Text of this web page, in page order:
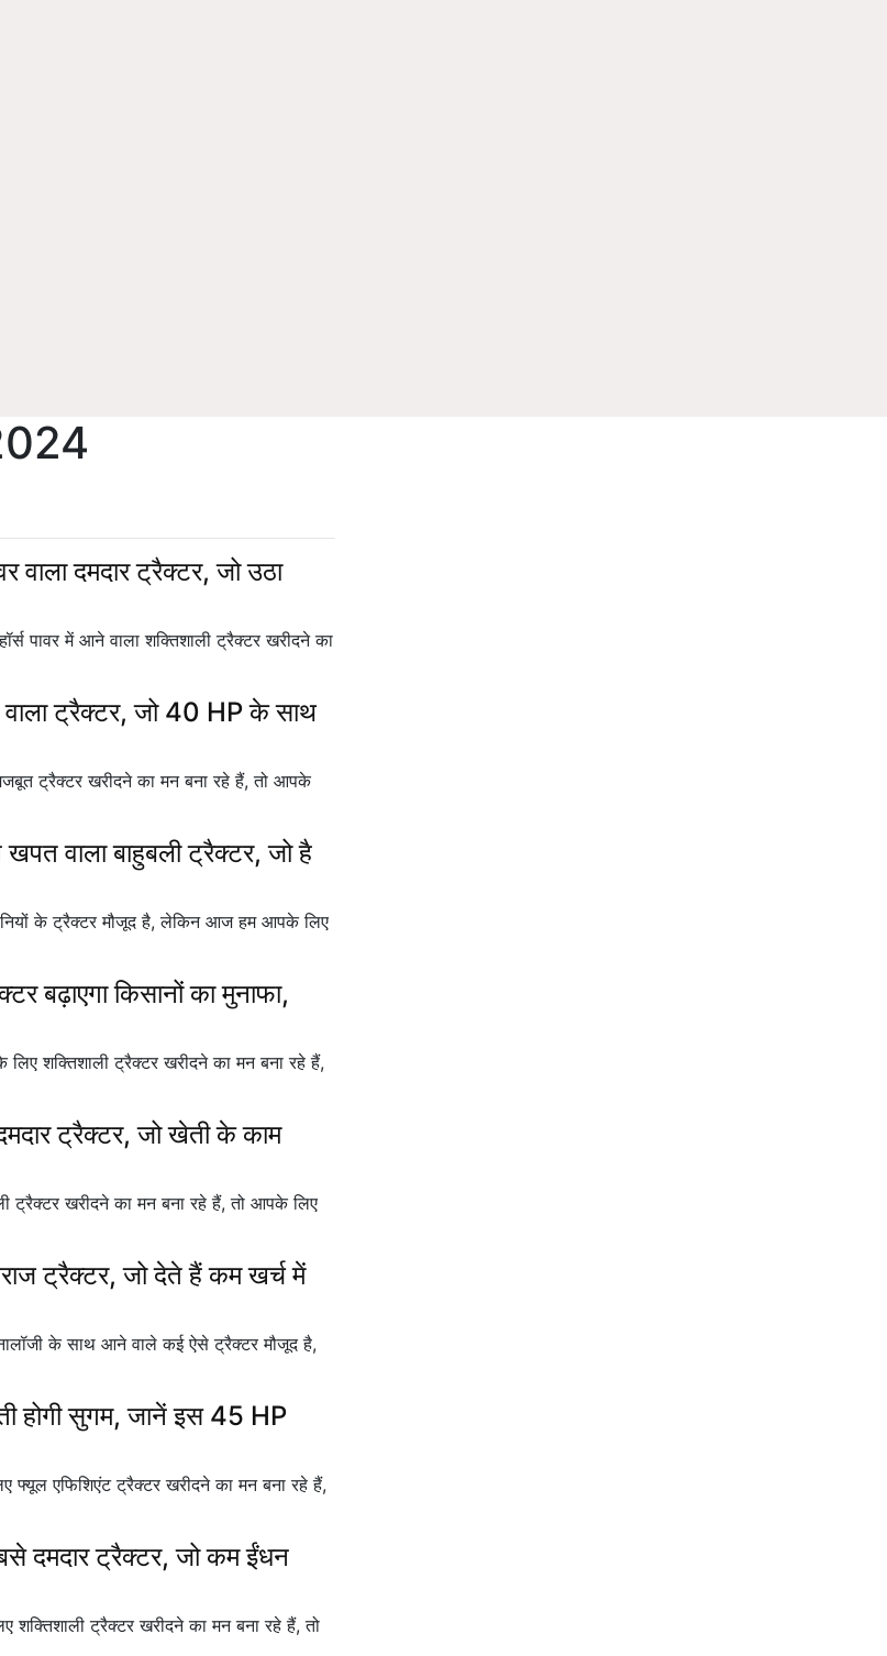
दमदार ट्रैक्टर, जो उठा
पावर में आने वाला शक्तिशाली ट्रैक्टर खरीदने का
ट्रैक्टर, जो 40 HP के साथ
ट्रैक्टर खरीदने का मन बना रहे हैं, तो आपके
वाला बाहुबली ट्रैक्टर, जो है
के ट्रैक्टर मौजूद है, लेकिन आज हम आपके लिए
किसानों का मुनाफा,
शक्तिशाली ट्रैक्टर खरीदने का मन बना रहे हैं,
ट्रैक्टर, जो खेती के काम
खरीदने का मन बना रहे हैं, तो आपके लिए
ट्रैक्टर, जो देते हैं कम खर्च में
के साथ आने वाले कई ऐसे ट्रैक्टर मौजूद है,
सुगम, जानें इस 45 HP
एफिशिएंट ट्रैक्टर खरीदने का मन बना रहे हैं,
दमदार ट्रैक्टर, जो कम ईंधन
ट्रैक्टर खरीदने का मन बना रहे हैं, तो